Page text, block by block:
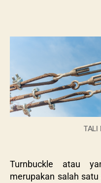
TALI
Turnbuckle atau
merupakan salah